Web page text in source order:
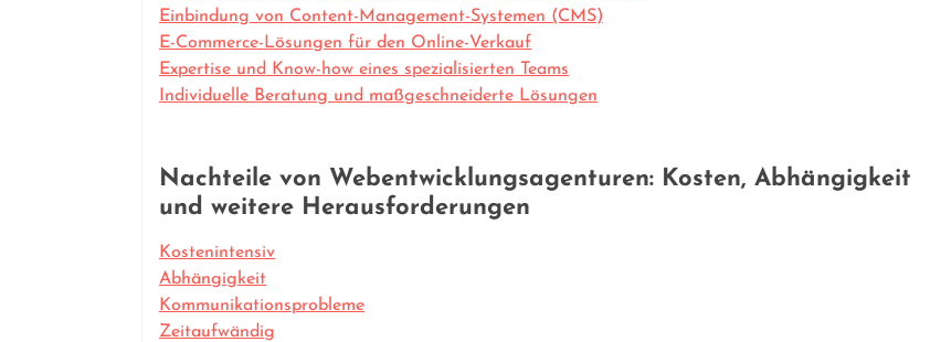
Einbindung von Content-Management-Systemen (CMS)
E-Commerce-Lösungen für den Online-Verkauf
Expertise und Know-how eines spezialisierten Teams
Individuelle Beratung und maßgeschneiderte Lösungen
Nachteile von Webentwicklungsagenturen: Kosten, Abhängigkeit
und weitere Herausforderungen
Kostenintensiv
Abhängigkeit
Kommunikationsprobleme
Zeitaufwändig